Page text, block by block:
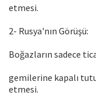
etmesi.
2- Rusya'nın Görüşü:
Boğazların sadece
gemilerine kapalı
etmesi.